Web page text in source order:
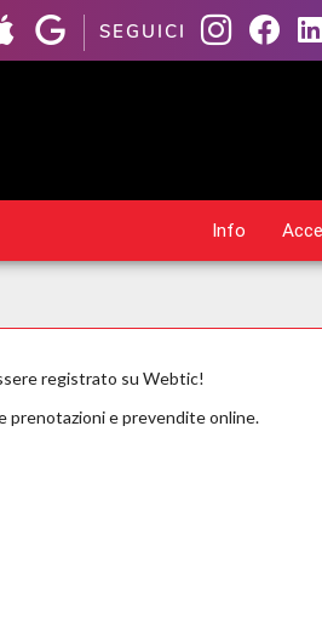
SEGUICI